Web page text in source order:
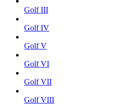
Golf III
Golf IV
Golf V
Golf VI
Golf VII
Golf VIII